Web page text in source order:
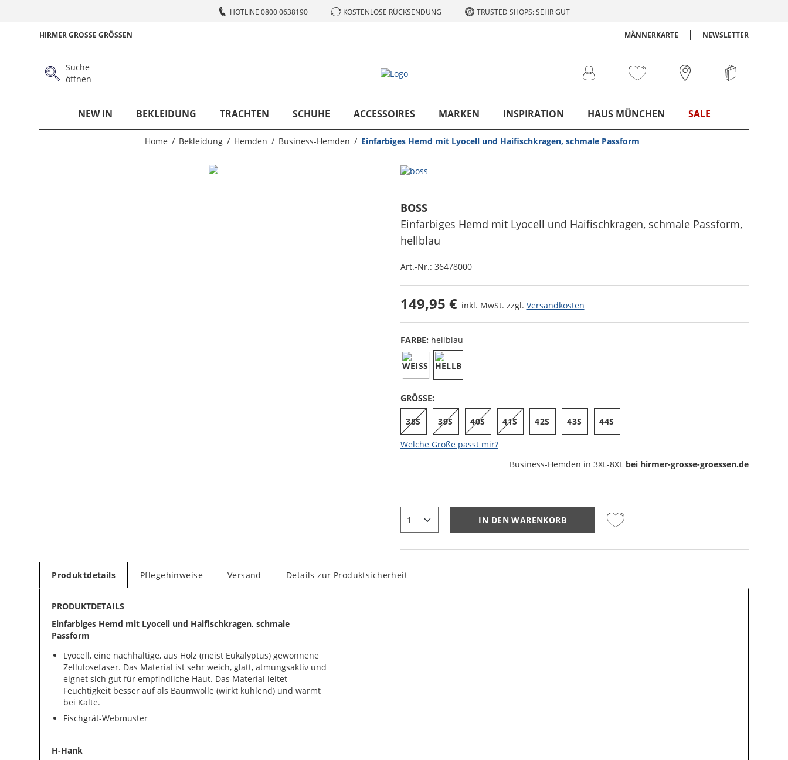
HOTLINE 0800 0638190 KOSTENLOSE RÜCKSENDUNG TRUSTED SHOPS: SEHR GUT
HIRMER GROSSE GRÖSSEN MÄNNERKARTE NEWSLETTER
Suche
öffnen
NEW IN BEKLEIDUNG TRACHTEN SCHUHE ACCESSOIRES MARKEN INSPIRATION HAUS MÜNCHEN SALE
Home Bekleidung Hemden Business-Hemden Einfarbiges Hemd mit Lyocell und Haifischkragen, schmale Passform
BOSS
Einfarbiges Hemd mit Lyocell und Haifischkragen, schmale Passform,
hellblau
Art.-Nr.: 36478000
149,95 € inkl. MwSt. zzgl. Versandkosten
FARBE: hellblau
GRÖSSE:
38S 39S 40S 41S 42S 43S 44S
Welche Größe passt mir?
Business-Hemden in 3XL-8XL bei hirmer-grosse-groessen.de
IN DEN WARENKORB
Produktdetails Pflegehinweise Versand Details zur Produktsicherheit
PRODUKTDETAILS
Einfarbiges Hemd mit Lyocell und Haifischkragen, schmale
Passform
Lyocell, eine nachhaltige, aus Holz (meist Eukalyptus) gewonnene
Zellulosefaser. Das Material ist sehr weich, glatt, atmungsaktiv und
eignet sich gut für empfindliche Haut. Das Material leitet
Feuchtigkeit besser auf als Baumwolle (wirkt kühlend) und wärmt
bei Kälte.
Fischgrät-Webmuster
H-Hank